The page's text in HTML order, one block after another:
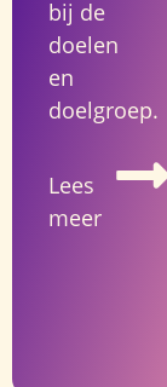
bij de
doelen
en
doelgroep.
Lees
meer